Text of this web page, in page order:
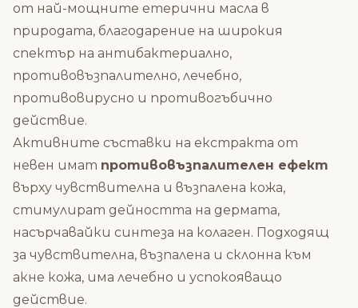
от най-мощните етерични масла в
природата, благодарение на широкия
спектър на антибактериално,
противовъзпалително, лечебно,
противовирусно и противогъбично
действие.
Активните съставки на екстракта от
невен имат противовъзпалителен ефект
върху чувствителна и възпалена кожа,
стимулират дейността на дермата,
насърчавайки синтеза на колаген. Подходящ
за чувствителна, възпалена и склонна към
акне кожа, има лечебно и успокояващо
действие.